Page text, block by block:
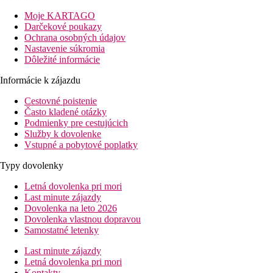
vrátane rodín s deťmi.
Vzdialenosť
pláž: 0 m
letisko: 4 km
nákupná možnosť: v hoteli
Informácie o hoteli
vstupná hala s recepciou
hlavná reštaurácia
tematická reštaurácia s obsluhou
lobby bar
bar pri bazéne
obchod so suvenírmi
bazén so slanou vodou (lehátka a slnečníky zadarmo,
osušky za kauciu)
krytý bazén
miniklub
Popis izby
Moje KARTAGO
Darčekové poukazy
Ochrana osobných údajov
Nastavenie súkromia
Dôležité informácie
Informácie k zájazdu
Cestovné poistenie
Často kladené otázky
Podmienky pre cestujúcich
Služby k dovolenke
Vstupné a pobytové poplatky
Typy dovolenky
Letná dovolenka pri mori
Last minute zájazdy
Dovolenka na leto 2026
Dovolenka vlastnou dopravou
Samostatné letenky
Last minute zájazdy
Letná dovolenka pri mori